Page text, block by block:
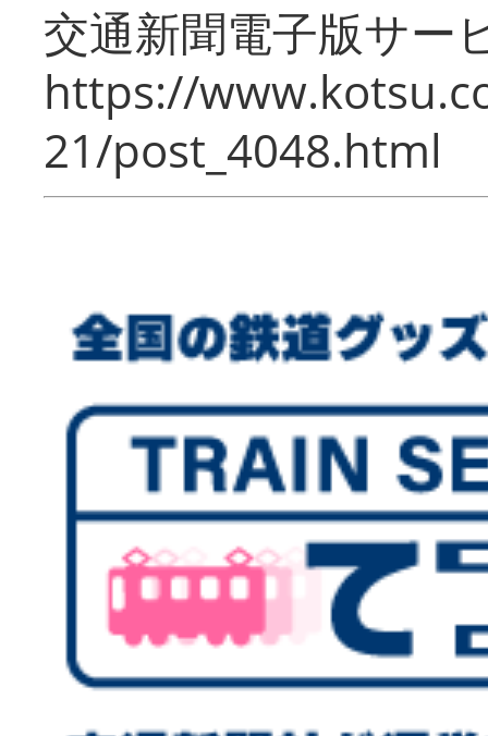
交通新聞電子版サー
https://
21/post_4048.html